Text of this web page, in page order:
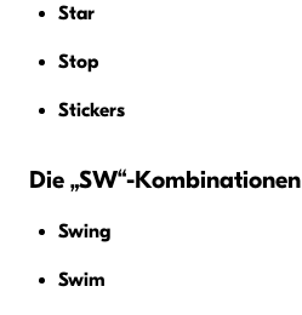
Star
Stop
Stickers
Die „SW“-Kombinationen
Swing
Swim